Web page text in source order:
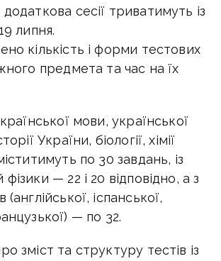
сесії триватимуть із
липня.
кількість і форми тестових
предмета та час на їх
мови, української
України, біології, хімії
по 30 завдань, із
— 22 і 20 відповідно, а з
іспанської,
— по 32.
зміст та структуру тестів із